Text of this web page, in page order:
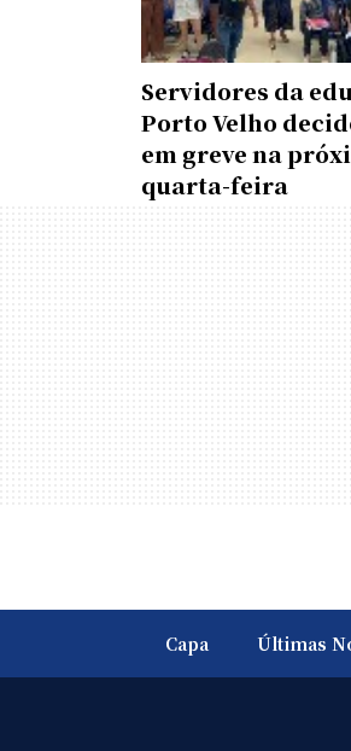
Servidores da
Porto Velho
em greve na
quarta-feira
Capa Últimas